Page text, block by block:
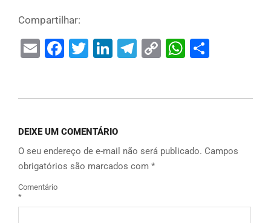
Compartilhar:
EmailFacebook
Twitter
LinkedIn
Telegram
Copy
DEIXE UM COMENTÁRIO
O seu endereço de e-mail não será publicado. Campos
obrigatórios são marcados com *
Comentário
*